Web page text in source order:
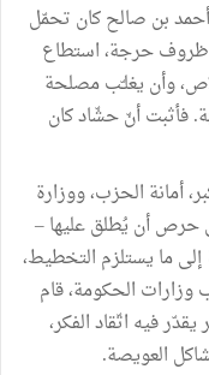
أحمدبن صالحكان تحمّل
ظروفحرجة،استطاع
وأن يغلـّبمصلحة
.فأثبتأنّحشّادكان
أمانة الحزب،ووزارة
حرصأن يُطلقعليها–
إلىما يستلزم التخطيط،
وزارات الحكومة،قام
يقدّرفيه اتّقادالفكر،
العويصة.